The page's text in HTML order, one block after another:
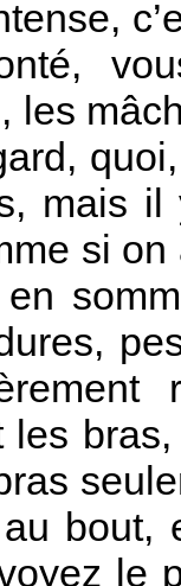
les
mais
si
en
les
bout,
le